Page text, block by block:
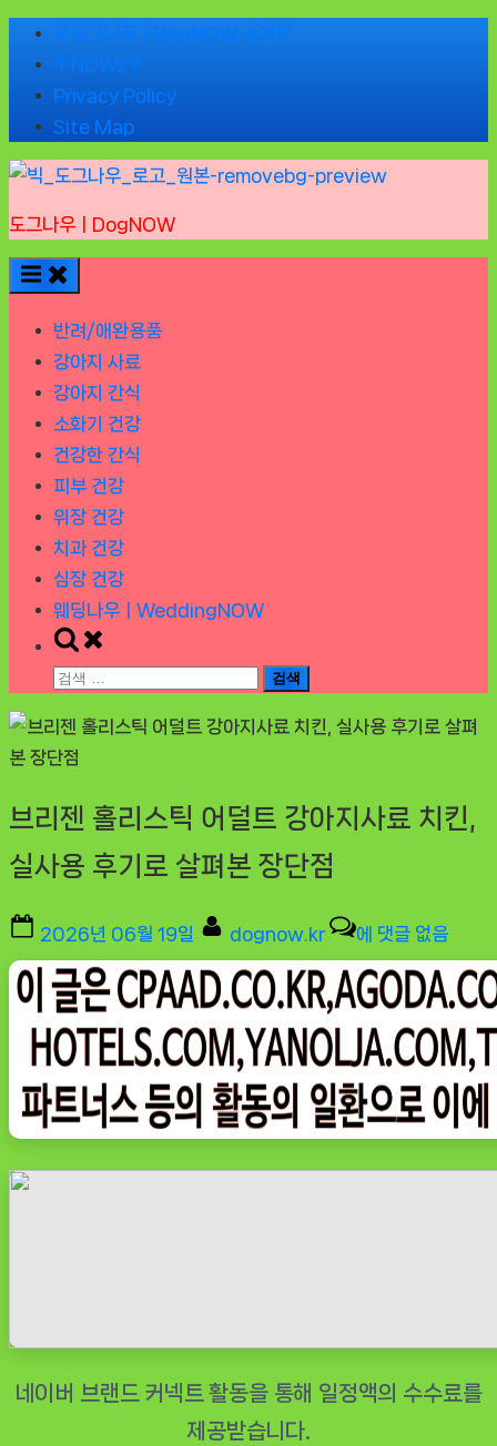
Skip
content
🌹도그나우ㅣDogNOW 소개🌹
🌹NOWs🌹
Privacy Policy
Site Map
도그나우ㅣDogNOW
반려/애완용품
강아지 사료
강아지 간식
소화기 건강
건강한 간식
피부 건강
위장 건강
치과 건강
심장 건강
웨딩나우ㅣWeddingNOW
Toggle
search
검
브리젠 홀리스틱 어덜트 강아지사료 치킨,
실사용 후기로 살펴본 장단점
Posted
on
2026년 06월 19일 By
dognow.kr
브
리
젠
리
스
틱
어
덜
치
에 댓글 없음